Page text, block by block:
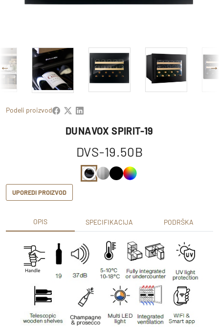
Podeli proizvod
DUNAVOX SPIRIT-19
DVS-19.50B
UPOREDI PROIZVOD
OPIS SPECIFIKACIJA PODRŠKA